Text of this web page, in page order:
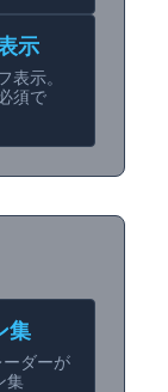
示
表示。
須で
集
ーダーが
集